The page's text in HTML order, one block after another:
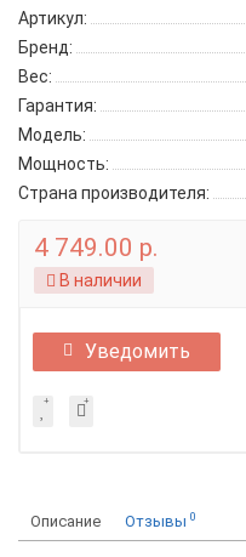
Артикул:
Бренд:
Вес:
Гарантия:
Модель:
Мощность:
Страна производителя:
4 749.00 р.
В наличии
Уведомить
Описание Отзывы 0